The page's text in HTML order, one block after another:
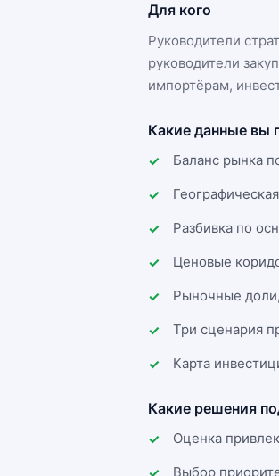
Для кого
Руководители
руководители
импортёрам,
Какие данные вы
Баланс рынка
Разбивка по
Ценовые
Рыночные
Три сценария
Карта
Какие решения
Оценка
Выбор